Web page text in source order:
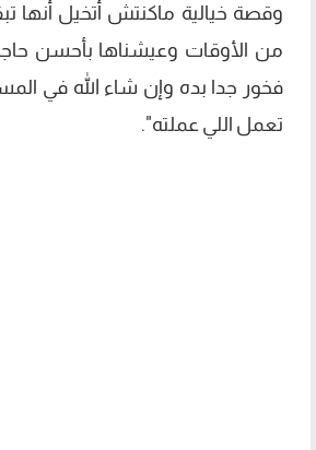
وقصة خيالية ماكنتش أتخيل أنها
من الأوقات وعيشناها بأحسن
فخور جدا بده وإن شاء الله في
تعمل اللي عملته".